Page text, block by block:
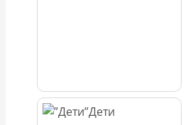
Дети